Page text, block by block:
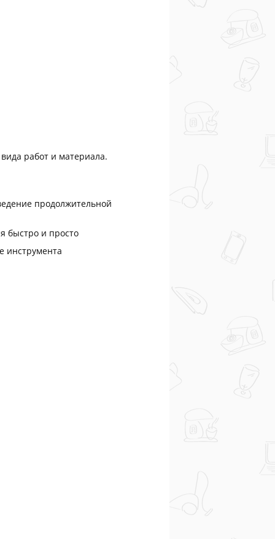
работ и материала.
продолжительной
быстро и просто
инструмента